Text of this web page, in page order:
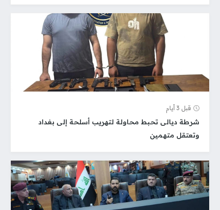
قبل 3 أيام
شرطة ديالى تحبط محاولة لتهريب أسلحة إلى بغداد
وتعتقل متهمين